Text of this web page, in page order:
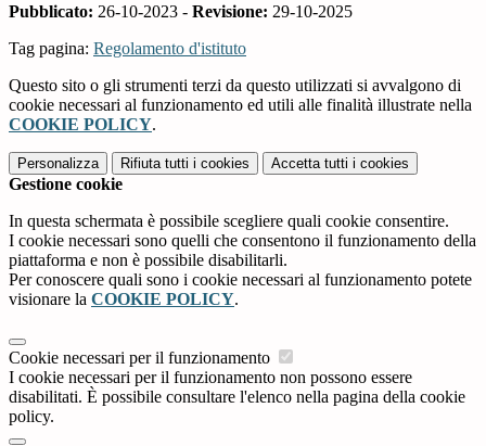
Pubblicato: 26-10-2023 - Revisione: 29-10-2025
Tag pagina: Regolamento d'istituto
Questo sito o gli strumenti terzi da questo utilizzati si avvalgono di
cookie necessari al funzionamento ed utili alle finalità illustrate nella
COOKIE POLICY.
Personalizza Rifiuta tutti i cookies Accetta tutti i cookies
Gestione cookie
In questa schermata è possibile scegliere quali cookie consentire.
I cookie necessari sono quelli che consentono il funzionamento della
piattaforma e non è possibile disabilitarli.
Per conoscere quali sono i cookie necessari al funzionamento potete
visionare la COOKIE POLICY.
Cookie necessari per il funzionamento
I cookie necessari per il funzionamento non possono essere
disabilitati. È possibile consultare l'elenco nella pagina della cookie
policy.